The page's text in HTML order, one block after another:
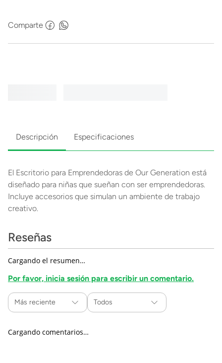
Comparte
Descripción Especificaciones
El Escritorio para Emprendedoras de Our Generation está
diseñado para niñas que sueñan con ser emprendedoras.
Incluye accesorios que simulan un ambiente de trabajo
creativo.
Reseñas
Cargando el resumen…
Por favor, inicia sesión para escribir un comentario.
Más reciente Todos
Cargando comentarios…